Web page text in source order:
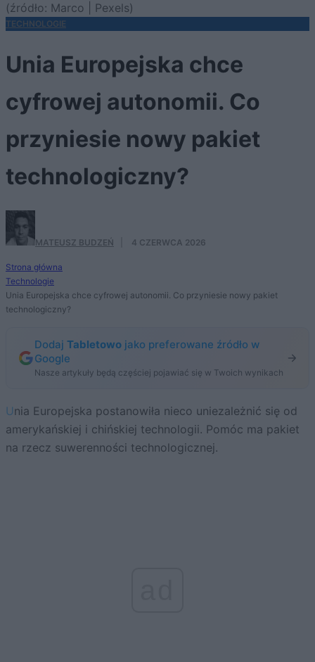
(źródło: Marco | Pexels)
TECHNOLOGIE
Unia Europejska chce
cyfrowej autonomii. Co
przyniesie nowy pakiet
technologiczny?
MATEUSZ BUDZEŃ 4 CZERWCA 2026
Strona główna
Technologie
Unia Europejska chce cyfrowej autonomii. Co przyniesie nowy pakiet
technologiczny?
Dodaj Tabletowo jako preferowane źródło w
Google
Nasze artykuły będą częściej pojawiać się w Twoich wynikach
Unia Europejska postanowiła nieco uniezależnić się od
amerykańskiej i chińskiej technologii. Pomóc ma pakiet
na rzecz suwerenności technologicznej.